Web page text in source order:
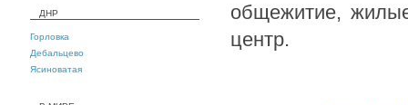
ДНР
Горловка
Дебальцево
Ясиноватая
общежитие,
центр.